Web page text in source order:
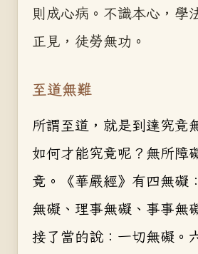
則成心病。不識本心，學
正見，徒勞無功。
至道無難
所謂至道，就是到達究竟
如何才能究竟呢？無所障
竟。《華嚴經》有四無礙
無礙、理事無礙、事事無
接了當的說：一切無礙。